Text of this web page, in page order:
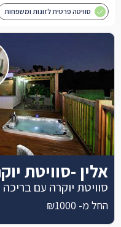
סוויטה פרטית לזוגות ומשפחות
אלין -סוויטת
סוויטת יוקרה עם
החל מ- ₪1000